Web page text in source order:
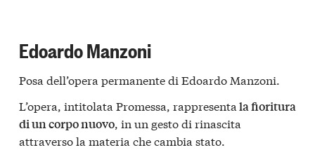
Edoardo Manzoni
Posa dell’opera permanente di Edoardo Manzoni.
L’opera, intitolata Promessa, rappresenta la fioritura
di un corpo nuovo, in un gesto di rinascita
attraverso la materia che cambia stato.